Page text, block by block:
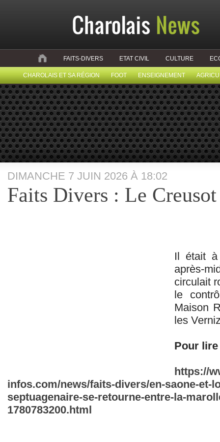
FAITS-DIVERS ETAT CIVIL CULTURE
CHAROLAIS ET SA RÉGION FOOT ENSEIGNEMENT
DIMANCHE 7 JUIN 2026 À 18:02
Faits Divers : Le Creusot
Il était à
après-
circulait
le
Maison
les
Pour
https://
infos.com/news/faits-divers/en-saone-et-
septuagenaire-se-retourne-entre-la-
1780783200.html